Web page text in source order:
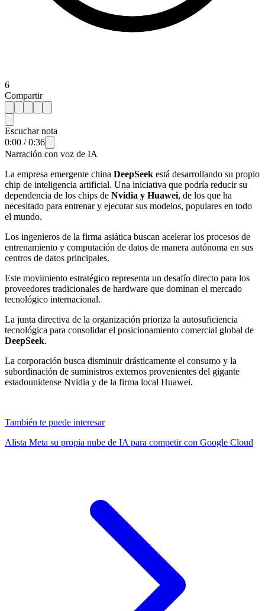
6
Compartir
Escuchar nota
0:00 /0:36
Narración con voz de IA
La empresa emergente china ⁠ DeepSeek está desarrollando su propio
chip de inteligencia artificial. Una iniciativa que podría reducir su
dependencia de los chips de Nvidia y Huawei, de los que ha
necesitado para entrenar y ejecutar sus modelos, populares en todo
el mundo.
Los ingenieros de la firma asiática buscan acelerar los procesos de
entrenamiento y computación de datos de manera autónoma en sus
centros de datos principales.
Este movimiento estratégico representa un desafío directo para los
proveedores tradicionales de hardware que dominan el mercado
tecnológico internacional.
La junta directiva de la organización prioriza la autosuficiencia
tecnológica para consolidar el posicionamiento comercial global de
DeepSeek.
La corporación busca disminuir drásticamente el consumo y la
subordinación de suministros externos provenientes del gigante
estadounidense Nvidia y de la firma local Huawei.
También te puede interesar
Alista Meta su propia nube de IA para competir con Google Cloud